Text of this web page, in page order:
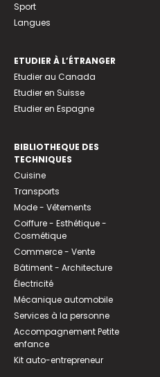
Sport
Langues
ETUDIER À L’ÉTRANGER
Etudier au Canada
Etudier en Suisse
Etudier en Espagne
BIBLIOTHEQUE DES
TECHNIQUES
Cuisine
Transports
Mode - Vêtements
Coiffure - Esthétique -
Cosmétique
Commerce - Vente
Bâtiment - Architecture
Électricité
Mécanique automobile
Services à la personne
Accompagnement Petite
enfance
Kit auto-entrepreneur